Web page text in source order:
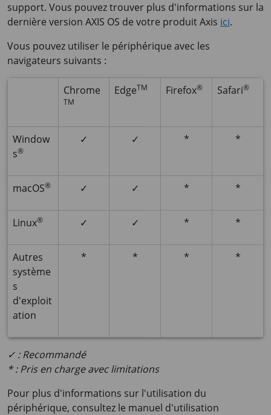
support. Vous pouvez trouver plus d'informations sur la
dernière version AXIS OS de votre produit Axis ici.
Vous pouvez utiliser le périphérique avec les
navigateurs suivants :
Chrome
TM
EdgeTM Firefox® Safari®
Window
s®
✓ ✓ * *
macOS® ✓ ✓ * *
Linux® ✓ ✓ * *
Autres
système
s
d'exploit
ation
* * * *
✓ : Recommandé
* : Pris en charge avec limitations
Pour plus d'informations sur l'utilisation du
périphérique, consultez le manuel d'utilisation